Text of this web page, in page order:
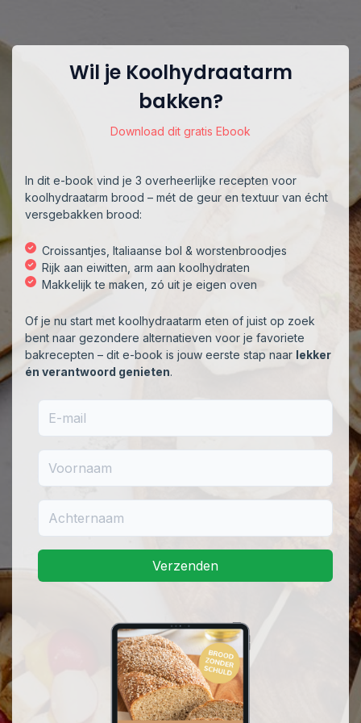
Wil je Koolhydraatarm
bakken?
Download dit gratis Ebook
In dit e-book vind je 3 overheerlijke recepten voor
koolhydraatarm brood – mét de geur en textuur van écht
versgebakken brood:
Croissantjes, Italiaanse bol & worstenbroodjes
Rijk aan eiwitten, arm aan koolhydraten
Makkelijk te maken, zó uit je eigen oven
Of je nu start met koolhydraatarm eten of juist op zoek
bent naar gezondere alternatieven voor je favoriete
bakrecepten – dit e-book is jouw eerste stap naar lekker
én verantwoord genieten.
E-mail
Voornaam
Achternaam
Verzenden